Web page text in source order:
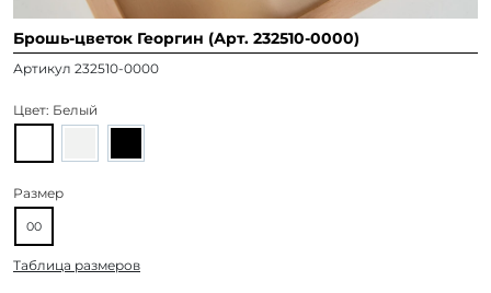
Брошь-цветок Георгин (Арт. 232510-0000)
Артикул 232510-0000
Цвет: Белый
Размер
00
Таблица размеров